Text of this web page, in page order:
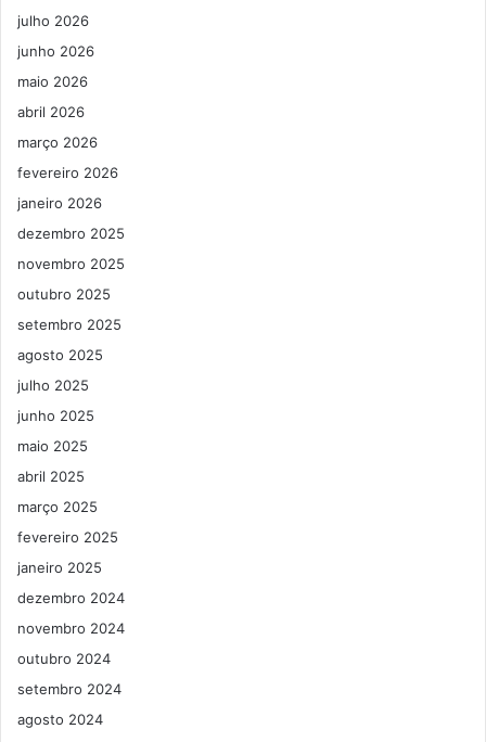
julho 2026
junho 2026
maio 2026
abril 2026
março 2026
fevereiro 2026
janeiro 2026
dezembro 2025
novembro 2025
outubro 2025
setembro 2025
agosto 2025
julho 2025
junho 2025
maio 2025
abril 2025
março 2025
fevereiro 2025
janeiro 2025
dezembro 2024
novembro 2024
outubro 2024
setembro 2024
agosto 2024